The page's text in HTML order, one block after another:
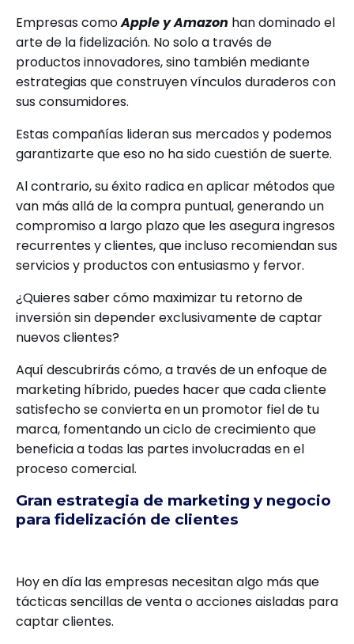
Empresas comoAppleyAmazon han dominado el
arte de la fidelización. No solo a través de
productos innovadores, sino también mediante
estrategias que construyen vínculos duraderos con
sus consumidores.
Estas compañías lideran sus mercados y podemos
garantizarte que eso no ha sido cuestión de suerte.
Al contrario, su éxito radica en aplicar métodos que
van más allá de la compra puntual, generando un
compromiso a largo plazo que les asegura ingresos
recurrentes y clientes, que incluso recomiendan sus
servicios y productos con entusiasmo y fervor.
¿Quieres saber cómo maximizar tu retorno de
inversión sin depender exclusivamente de captar
nuevos clientes?
Aquí descubrirás cómo, a través de un enfoque de
marketing híbrido, puedes hacer que cada cliente
satisfecho se convierta en un promotor fiel de tu
marca, fomentando un ciclo de crecimiento que
beneficia a todas las partes involucradas en el
proceso comercial.
Gran estrategia de marketing y negocio
para fidelización de clientes
Hoy en día las empresas necesitan algo más que
tácticas sencillas de venta o acciones aisladas para
captar clientes.